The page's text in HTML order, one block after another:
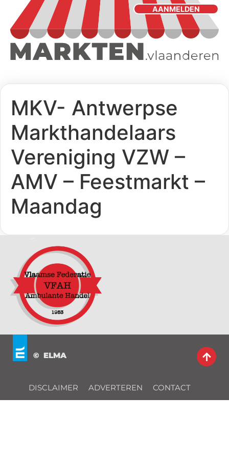
AANMELDEN
MKV- Antwerpse
Markthandelaars
Vereniging VZW –
AMV – Feestmarkt –
Maandag
© ELMA
DISCLAIMER ADVERTEREN CONTACT